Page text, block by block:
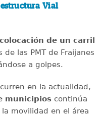
Vial
colocación de un carril
las PMT de Fraijanes
a golpes.
en la actualidad,
municipioscontinúa
movilidad en el área